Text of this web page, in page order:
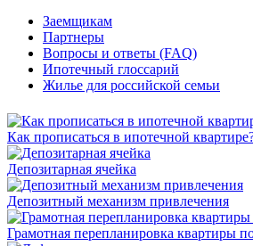
Заемщикам
Партнеры
Вопросы и ответы (FAQ)
Ипотечный глоссарий
Жилье для российской семьи
Как прописаться в ипотечной
Депозитарная ячейка
Депозитный механизм привлечения
Грамотная перепланировка квартиры